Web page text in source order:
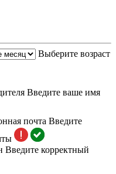
Выберите возраст
Введите ваше имя
почта Введите
Введите корректный